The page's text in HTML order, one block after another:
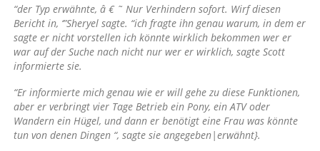
“der Typ erwähnte, â € ˜ Nur Verhindern sofort. Wirf diesen
Bericht in, ‘”Sheryel sagte. “ich fragte ihn genau warum, in dem er
sagte er nicht vorstellen ich könnte wirklich bekommen wer er
war auf der Suche nach nicht nur wer er wirklich, sagte Scott
informierte sie.
“Er informierte mich genau wie er will gehe zu diese Funktionen,
aber er verbringt vier Tage Betrieb ein Pony, ein ATV oder
Wandern ein Hügel, und dann er benötigt eine Frau was könnte
tun von denen Dingen “, sagte sie angegeben|erwähnt}.